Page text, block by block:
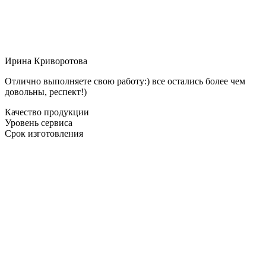
Ирина Криворотова
Отлично выполняете свою работу:) все остались более чем
довольны, респект!)
Качество продукции
Уровень сервиса
Срок изготовления